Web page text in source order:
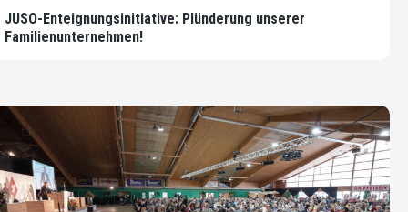
JUSO-Enteignungsinitiative: Plünderung unserer
Familienunternehmen!